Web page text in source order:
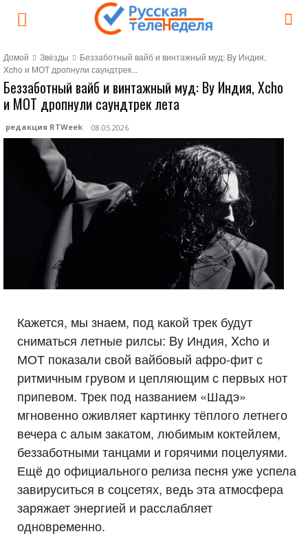
Домой Звёзды
Беззаботный вайб и винтажный муд: By Индия,
Xcho и МОТ дропнули саундтрек...
Беззаботный вайб и винтажный муд: By Индия, Xcho
и МОТ дропнули саундтрек лета
редакция RTWeek 08.05.2026
Кажется, мы знаем, под какой трек будут
сниматься летные рилсы: By Индия, Xcho и
МОТ показали свой вайбовый афро-фит с
ритмичным грувом и цепляющим с первых нот
припевом. Трек под названием «Шадэ»
мгновенно оживляет картинку тёплого летнего
вечера с алым закатом, любимым коктейлем,
беззаботными танцами и горячими поцелуями.
Ещё до официального релиза песня уже успела
завируситься в соцсетях, ведь эта атмосфера
заряжает энергией и расслабляет
одновременно.